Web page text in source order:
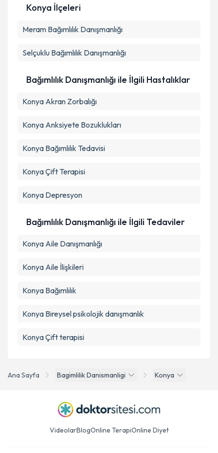
Metni'ni okudum ve kişisel verilerimin belirtilen
Ana Sayfa Bagimlilik Danismanligi Konya
Konya İlçeleri
Meram Bağımlılık Danışmanlığı
Selçuklu Bağımlılık Danışmanlığı
Bağımlılık Danışmanlığı ile İlgili Hastalıklar
Konya Akran Zorbalığı
Konya Anksiyete Bozuklukları
Konya Bağımlılık Tedavisi
Konya Çift Terapisi
Konya Depresyon
Bağımlılık Danışmanlığı ile İlgili Tedaviler
Konya Aile Danışmanlığı
Konya Aile İlişkileri
Konya Bağımlılık
Konya Bireysel psikolojik danışmanlık
Konya Çift terapisi
VideolarBlogOnline TerapiOnline Diyet